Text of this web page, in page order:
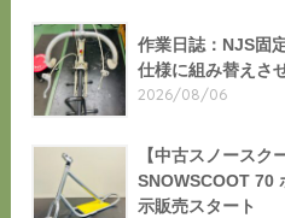
作業日誌：NJS固
仕様に組み替えさ
2026/08/06
【中古スノース
SNOWSCOOT 70
示販売スタート